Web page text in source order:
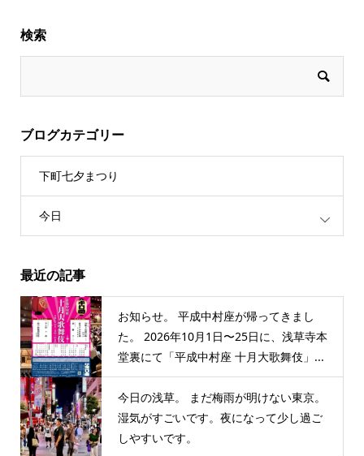
検索
ブログカテゴリー
下町七夕まつり
今日
最近の記事
お知らせ。 平成中村座が帰ってきまし
た。 2026年10月1日〜25日に、浅草寺本
堂裏にて「平成中村座 十月大歌舞伎」...
今日の浅草。 まだ梅雨が明けない東京。
湿気がすごいです。夜になって少し過ご
しやすいです。